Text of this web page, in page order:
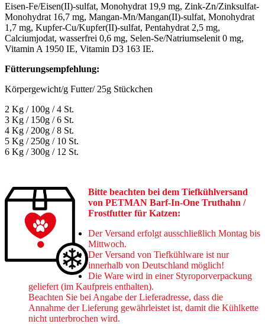
Eisen-Fe/Eisen(II)-sulfat, Monohydrat 19,9 mg, Zink-Zn/Zinksulfat-
Monohydrat 16,7 mg, Mangan-Mn/Mangan(II)-sulfat, Monohydrat
1,7 mg, Kupfer-Cu/Kupfer(II)-sulfat, Pentahydrat 2,5 mg,
Calciumjodat, wasserfrei 0,6 mg, Selen-Se/Natriumselenit 0 mg,
Vitamin A 1950 IE, Vitamin D3 163 IE.
Fütterungsempfehlung:
Körpergewicht/g Futter/ 25g Stückchen
2 Kg / 100g / 4 St.
3 Kg / 150g / 6 St.
4 Kg / 200g / 8 St.
5 Kg / 250g / 10 St.
6 Kg / 300g / 12 St.
Bitte beachten bei dem Tiefkühlversand
von PETMAN Barf-In-One Truthahn /
Frostfutter für Katzen:
Der Versand erfolgt ausschließlich Montag bis
Mittwoch.
Der Versand von Tiefkühlware ist nur
innerhalb von Deutschland möglich!
Die Ware wird in einer Styroporverpackung
geliefert (im Kaufpreis enthalten).
Beachten Sie bei Angabe der Lieferadresse, dass die
Annahme der Lieferung gewährleistet ist, damit die Kühlkette
nicht unterbrochen wird.